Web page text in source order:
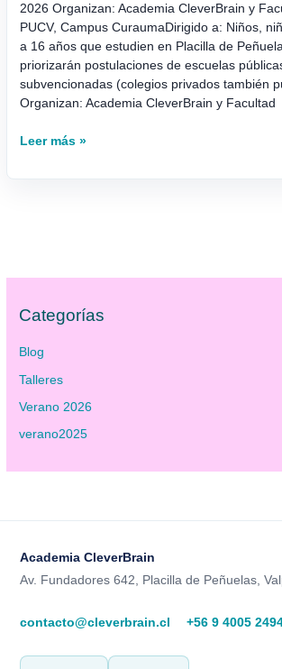
2026 Organizan: Academia CleverBrain y
PUCV, Campus CuraumaDirigido a: Niños,
a 16 años que estudien en Placilla de
priorizarán postulaciones de escuelas
subvencionadas (colegios privados también
Organizan: Academia CleverBrain y Facultad
Leer más »
Categorías
Blog
Talleres
Verano 2026
verano2025
Academia CleverBrain
Av. Fundadores 642, Placilla de Peñuelas,
contacto@cleverbrain.cl +56 9 4005